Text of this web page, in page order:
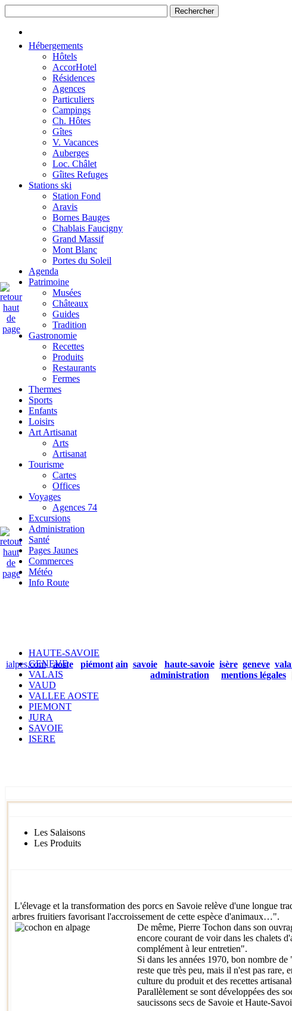
ialpes.com aoste piémont ain savoie haute-savoie isère geneve
administration
mentions légales
Hébergements
Hôtels
AccorHotel
Résidences
Agences
Particuliers
Campings
Ch. Hôtes
Gîtes
V. Vacances
Auberges
Loc. Châlet
Gîites Refuges
Stations ski
Station Fond
Aravis
Bornes Bauges
Chablais Faucigny
Grand Massif
Mont Blanc
Portes du Soleil
Agenda
Patrimoine
Musées
Châteaux
Guides
Tradition
Gastronomie
Recettes
Produits
Restaurants
Fermes
Thermes
Sports
Enfants
Loisirs
Art Artisanat
Arts
Artisanat
Tourisme
Cartes
Offices
Voyages
Agences 74
Excursions
Administration
Santé
Pages Jaunes
Commerces
Météo
Info Route
HAUTE-SAVOIE
GENEVE
VALAIS
VAUD
VALLEE AOSTE
PIEMONT
JURA
SAVOIE
ISERE
Les Salaisons
Les Produits
L'élevage et la transformation des porcs en Savoie relève d'une longue
arbres fruitiers favorisant l'accroissement de cette espèce d'animaux…".
De même, Pierre Tochon dans son
encore courant de voir dans les chalets
complément à leur entretien".
Si dans les années 1970, bon nombre
reste que très peu, mais il n'est pas rare,
culture du produit et des recettes
Parallèlement se sont développées des
saucissons secs de Savoie et Haute-